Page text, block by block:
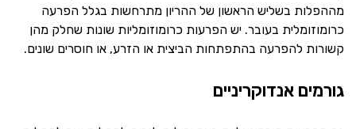
מההפלות בשליש הראשון של ההריון מתרחשות בגלל הפרעה
כרומוזומלית בעובר. יש הפרעות כרומוזומליות שונות שחלק מהן
קשורות להפרעה בהתפתחות הביצית או הזרע, או חוסרים שונים.
גורמים אנדוקריניים